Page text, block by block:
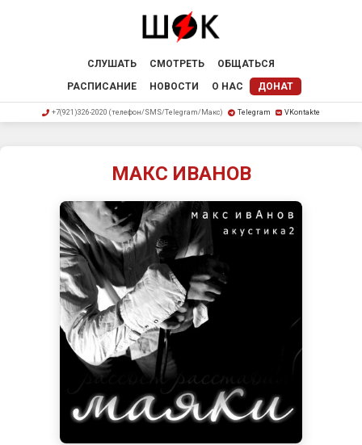
СЛУШАТЬ СМОТРЕТЬ
ОБЩАТЬСЯ
РАСПИСАНИЕ
НОВОСТИ О НАС ДОНАТ
+7(921)326-2020 (телефон/SMS/Telegram/Макс) Telegram VKontakte
МАКС ИВАНОВ